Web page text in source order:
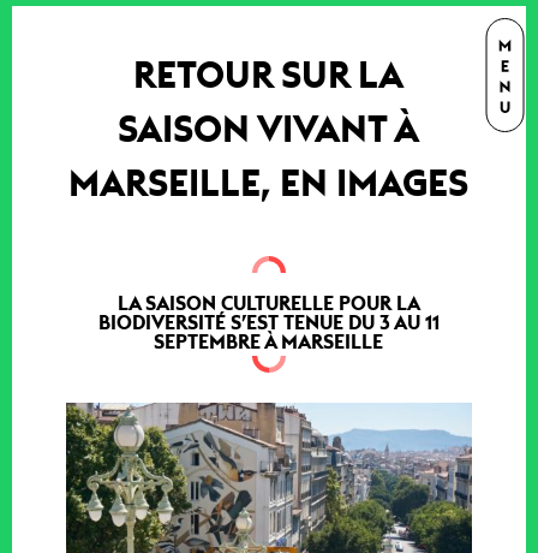
RETOUR SUR LA
SAISON VIVANT À
MARSEILLE, EN IMAGES
LA SAISON CULTURELLE POUR LA
BIODIVERSITÉ S’EST TENUE DU 3 AU 11
SEPTEMBRE À MARSEILLE